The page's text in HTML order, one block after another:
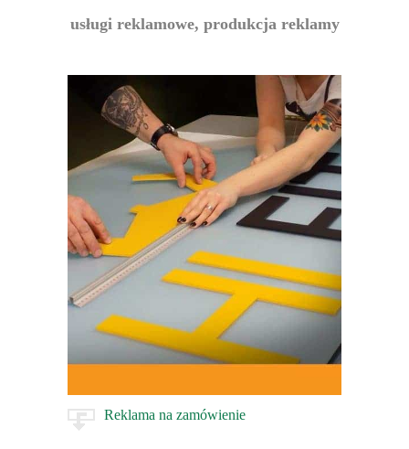
usługi reklamowe, produkcja reklamy
Reklama na zamówienie